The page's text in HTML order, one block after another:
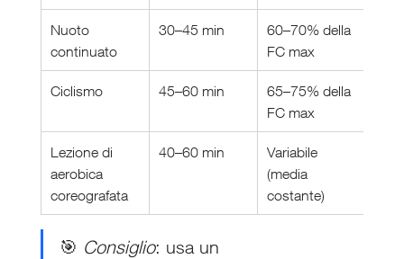
Nuoto
continuato
30–45 min
60–70% della
FC max
Ciclismo 45–60 min
65–75% della
FC max
Lezione di
aerobica
coreografata
40–60 min
Variabile
(media
costante)
🎯 Consiglio: usa un